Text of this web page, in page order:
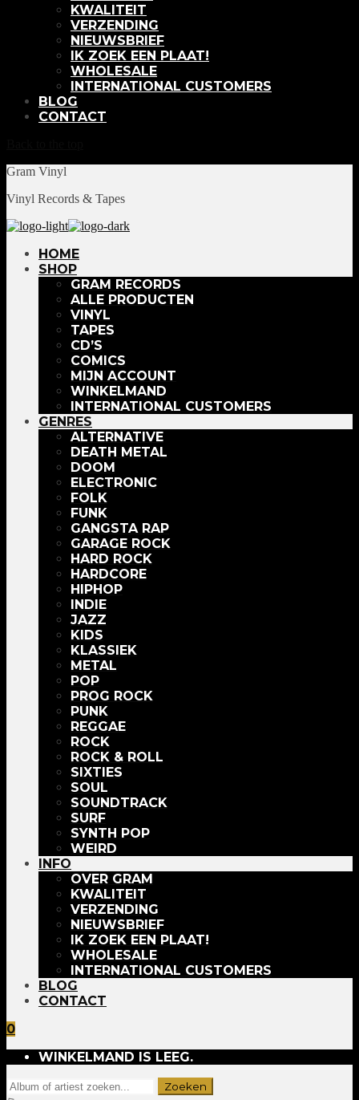
KWALITEIT
VERZENDING
NIEUWSBRIEF
IK ZOEK EEN PLAAT!
WHOLESALE
INTERNATIONAL CUSTOMERS
BLOG
CONTACT
Gram Vinyl
Vinyl Records & Tapes
HOME
SHOP
GRAM RECORDS
ALLE PRODUCTEN
VINYL
TAPES
CD’S
COMICS
MIJN ACCOUNT
WINKELMAND
INTERNATIONAL CUSTOMERS
GENRES
ALTERNATIVE
DEATH METAL
DOOM
ELECTRONIC
FOLK
FUNK
GANGSTA RAP
GARAGE ROCK
HARD ROCK
HARDCORE
HIPHOP
INDIE
JAZZ
KIDS
KLASSIEK
METAL
POP
PROG ROCK
PUNK
REGGAE
ROCK
ROCK & ROLL
SIXTIES
SOUL
SOUNDTRACK
SURF
SYNTH POP
WEIRD
INFO
OVER GRAM
KWALITEIT
VERZENDING
NIEUWSBRIEF
IK ZOEK EEN PLAAT!
WHOLESALE
INTERNATIONAL CUSTOMERS
BLOG
CONTACT
0
WINKELMAND IS LEEG.